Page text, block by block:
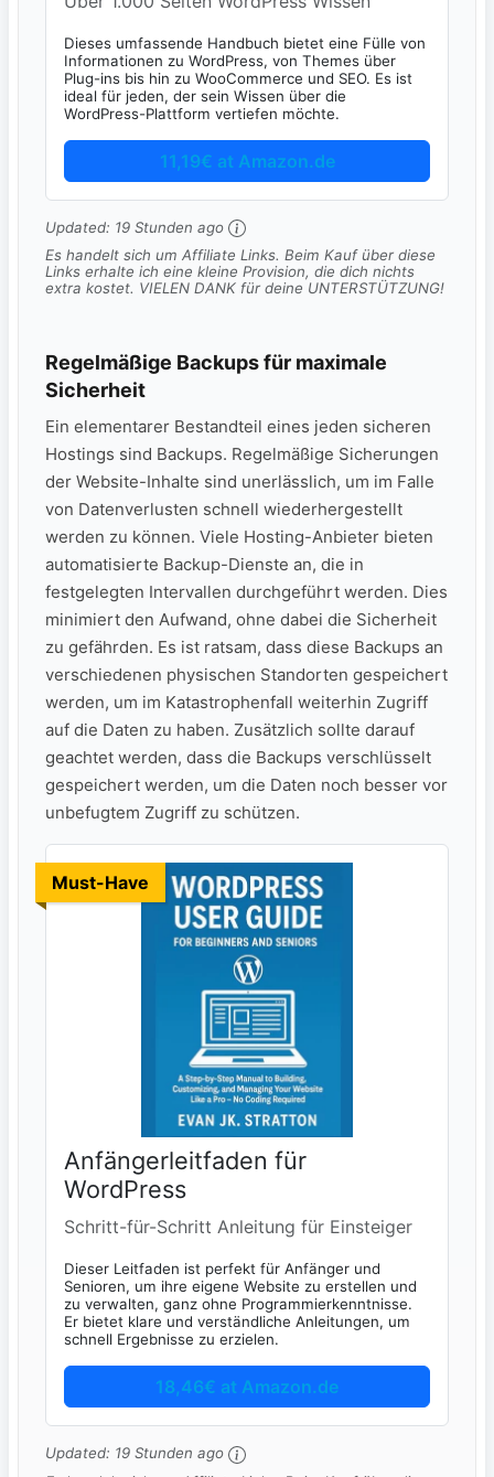
Dieses umfassende Handbuch bietet eine Fülle von
Informationen zu WordPress, von Themes über
Plug-ins bis hin zu WooCommerce und SEO. Es ist
ideal für jeden, der sein Wissen über die
WordPress-Plattform vertiefen möchte.
11,19€ at Amazon.de
Updated: 19 Stunden ago
Es handelt sich um Affiliate Links. Beim Kauf über diese
Links erhalte ich eine kleine Provision, die dich nichts
extra kostet. VIELEN DANK für deine UNTERSTÜTZUNG!
Regelmäßige Backups für maximale
Sicherheit
Ein elementarer Bestandteil eines jeden sicheren
Hostings sind Backups. Regelmäßige Sicherungen
der Website-Inhalte sind unerlässlich, um im Falle
von Datenverlusten schnell wiederhergestellt
werden zu können. Viele Hosting-Anbieter bieten
automatisierte Backup-Dienste an, die in
festgelegten Intervallen durchgeführt werden. Dies
minimiert den Aufwand, ohne dabei die Sicherheit
zu gefährden. Es ist ratsam, dass diese Backups an
verschiedenen physischen Standorten gespeichert
werden, um im Katastrophenfall weiterhin Zugriff
auf die Daten zu haben. Zusätzlich sollte darauf
geachtet werden, dass die Backups verschlüsselt
gespeichert werden, um die Daten noch besser vor
unbefugtem Zugriff zu schützen.
Must-Have
Anfängerleitfaden für
WordPress
Schritt-für-Schritt Anleitung für Einsteiger
Dieser Leitfaden ist perfekt für Anfänger und
Senioren, um ihre eigene Website zu erstellen und
zu verwalten, ganz ohne Programmierkenntnisse.
Er bietet klare und verständliche Anleitungen, um
schnell Ergebnisse zu erzielen.
18,46€ at Amazon.de
Updated: 19 Stunden ago